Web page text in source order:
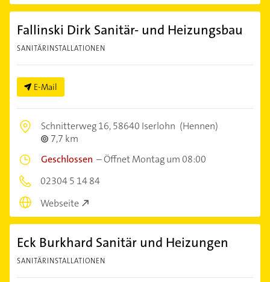
Fallinski Dirk Sanitär- und Heizungsbau
SANITÄRINSTALLATIONEN
E-Mail
Schnitterweg 16,58640 Iserlohn (Hennen)
7,7 km
Geschlossen –Öffnet Montag um 08:00
02304 5 14 84
Webseite
Eck Burkhard Sanitär und Heizungen
SANITÄRINSTALLATIONEN